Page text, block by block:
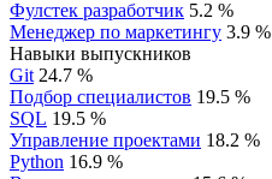
Фулстек разработчик 5.2 %
Менеджер по маркетингу 3.9 %
Навыки выпускников
Git 24.7 %
Подбор специалистов 19.5 %
SQL 19.5 %
Управление проектами 18.2 %
Python 16.9 %